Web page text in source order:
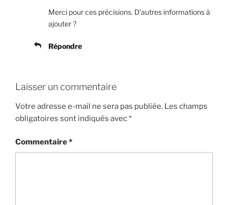
Merci pour ces précisions. D’autres informations à
ajouter ?
Répondre
Laisser un commentaire
Votre adresse e-mail ne sera pas publiée. Les champs
obligatoires sont indiqués avec*
Commentaire*